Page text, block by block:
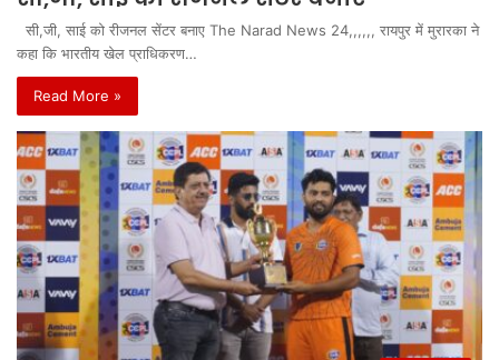
सी,जी, साई को रीजनल सेंटर बनाए The Narad News 24,,,,,, रायपुर में मुरारका ने
कहा कि भारतीय खेल प्राधिकरण…
Read More »